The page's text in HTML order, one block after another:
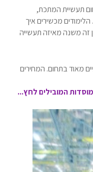
תעשיית המתכת,
מכשירים איך
זה משנה מאיזה תעשייה
מאוד בתחום. המחירים
המובילים לחץ...